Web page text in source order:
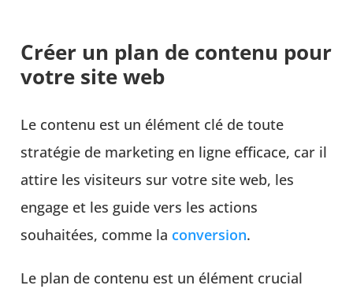
Créer un plan de contenu pour
votre site web
Le contenu est un élément clé de toute
stratégie de marketing en ligne efficace, car il
attire les visiteurs sur votre site web, les
engage et les guide vers les actions
souhaitées, comme la conversion.
Le plan de contenu est un élément crucial